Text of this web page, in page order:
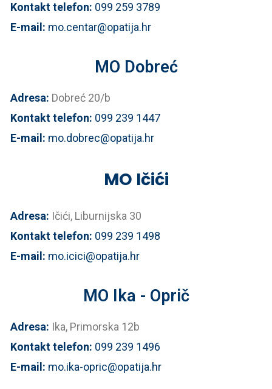
Kontakt telefon: 099 259 3789
E-mail: mo.centar@opatija.hr
MO Dobreć
Adresa: Dobreć 20/b
Kontakt telefon: 099 239 1447
E-mail: mo.dobrec@opatija.hr
MO Ičići
Adresa: Ičići, Liburnijska 30
Kontakt telefon: 099 239 1498
E-mail: mo.icici@opatija.hr
MO Ika - Oprič
Adresa: Ika, Primorska 12b
Kontakt telefon: 099 239 1496
E-mail: mo.ika-opric@opatija.hr